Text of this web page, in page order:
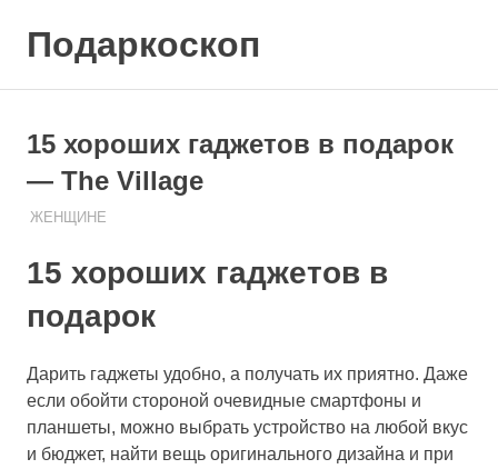
Подаркоскоп
подарить
15 хороших гаджетов в подарок
— The Village
07.08.2020
ПОДАРЧЕК
ЖЕНЩИНЕ
15 хороших гаджетов в
подарок
Дарить гаджеты удобно, а получать их приятно. Даже
если обойти стороной очевидные смартфоны и
планшеты, можно выбрать устройство на любой вкус
и бюджет, найти вещь оригинального дизайна и при